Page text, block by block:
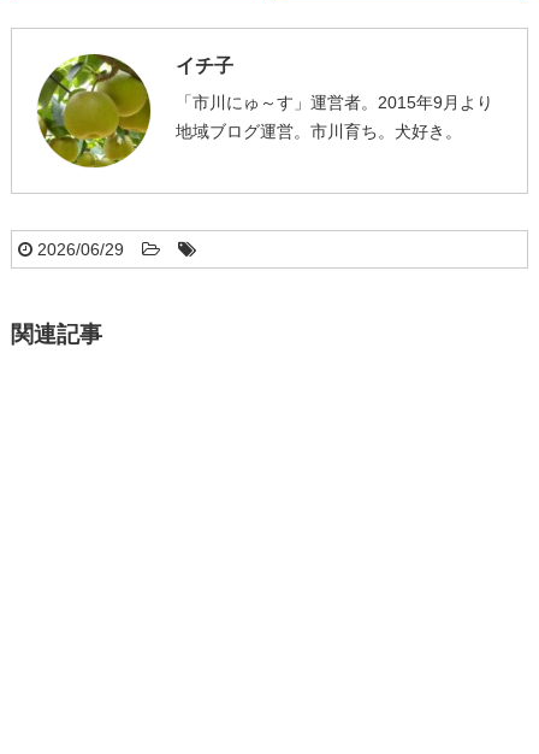
イチ子
「市川にゅ～す」運営者。2015年9月より
地域ブログ運営。市川育ち。犬好き。
2026/06/29
関連記事